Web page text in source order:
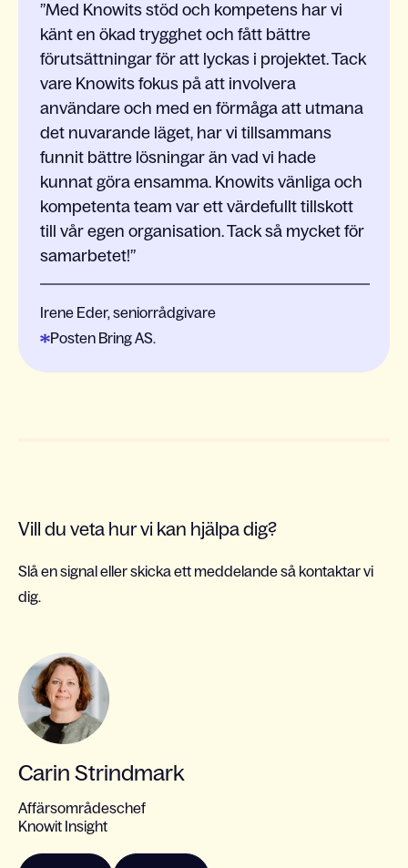
Med Knowits stöd och kompetens har vi
känt en ökad trygghet och fått bättre
förutsättningar för att lyckas i projektet. Tack
vare Knowits fokus på att involvera
användare och med en förmåga att utmana
det nuvarande läget, har vi tillsammans
funnit bättre lösningar än vad vi hade
kunnat göra ensamma. Knowits vänliga och
kompetenta team var ett värdefullt tillskott
till vår egen organisation. Tack så mycket för
samarbetet!
Irene Eder, seniorrådgivare
Posten Bring AS.
Vill du veta hur vi kan hjälpa dig?
Slå en signal eller skicka ett meddelande så kontaktar vi
dig.
Carin Strindmark
Affärsområdeschef
Knowit Insight